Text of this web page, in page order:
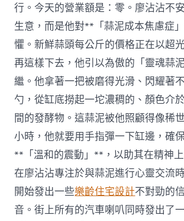
行。今天的營業額是：零。廖沾沾不
生意，而是他對**「蒜泥成本焦慮症
懼。新鮮蒜頭每公斤的價格正在以超
再這樣下去，他引以為傲的「靈魂蒜
繼。他拿著一把被磨得光滑、閃耀著
勺，從缸底撈起一坨濃稠的、顏色介
間的發酵物。這蒜泥被他照顧得像稀
小時，他就要用手指彈一下缸邊，確
**「溫和的震動」**，以助其在精神
在廖沾沾專注於與蒜泥進行心靈交流
開始發出一些樂齡住宅設計不對勁的
音。街上所有的汽車喇叭同時發出了